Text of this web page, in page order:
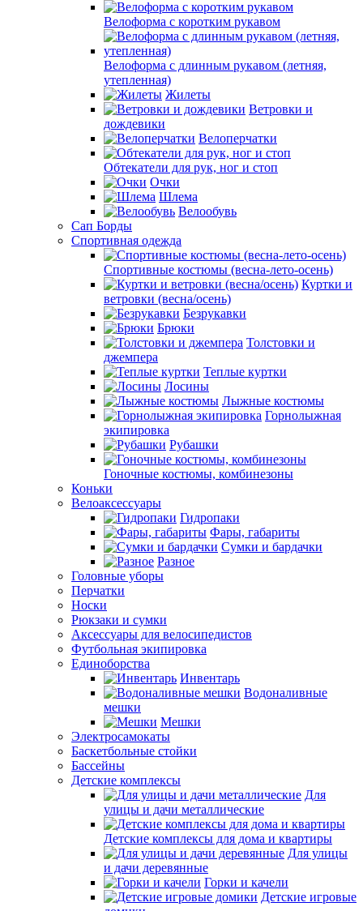
Велоформа с коротким рукавом
Велоформа с длинным рукавом (летняя,
утепленная)
Жилеты
Ветровки и
дождевики
Велоперчатки
Обтекатели для рук, ног и стоп
Очки
Шлема
Велообувь
Сап Борды
Спортивная одежда
Спортивные костюмы (весна-лето-осень)
Куртки и
ветровки (весна/осень)
Безрукавки
Брюки
Толстовки и
джемпера
Теплые куртки
Лосины
Лыжные костюмы
Горнолыжная
экипировка
Рубашки
Гоночные костюмы, комбинезоны
Коньки
Велоаксессуары
Гидропаки
Фары, габариты
Сумки и бардачки
Разное
Головные уборы
Перчатки
Носки
Рюкзаки и сумки
Аксессуары для велосипедистов
Футбольная экипировка
Единоборства
Инвентарь
Водоналивные
мешки
Мешки
Электросамокаты
Баскетбольные стойки
Бассейны
Детские комплексы
Для
улицы и дачи металлические
Детские комплексы для дома и квартиры
Для улицы
и дачи деревянные
Горки и качели
Детские игровые